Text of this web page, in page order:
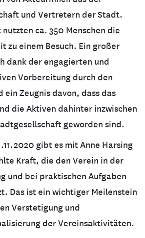
und Vertretern der Stadt.
nutzten ca. 350 Menschen die
zu einem Besuch. Ein großer
dank der engagierten und
Vorbereitung durch den
ein Zeugnis davon, dass das
die Aktiven dahinter inzwischen
geworden sind.
gibt es mit Anne Harsing
Kraft, die den Verein in der
und bei praktischen Aufgaben
Das ist ein wichtiger Meilenstein
Verstetigung und
der Vereinsaktivitäten.